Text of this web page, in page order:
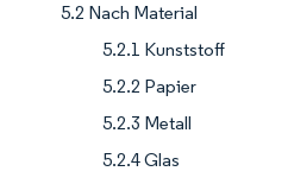
5.2 Nach Material
5.2.1 Kunststoff
5.2.2 Papier
5.2.3 Metall
5.2.4 Glas